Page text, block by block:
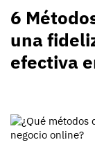
6
una
efectiva